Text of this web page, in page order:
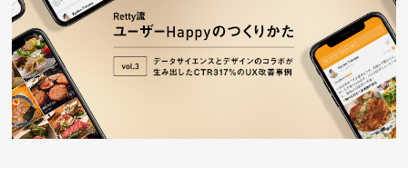
RECRUIT
クリエイター求人を探す
CREATIVE JOB求人検索
特集求人
採用説明会